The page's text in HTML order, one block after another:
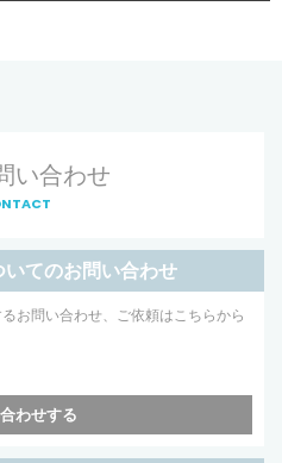
い合わせ
てのお問い合わせ
お問い合わせ、ご依頼はこちらから
わせする